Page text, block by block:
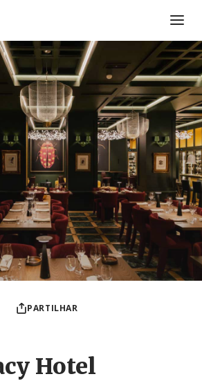
de Lisboa
PARTILHAR
Hotel